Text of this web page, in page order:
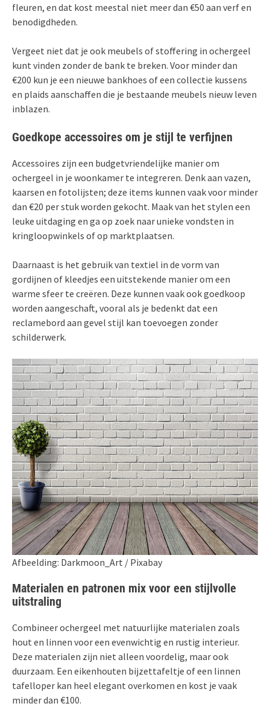
fleuren, en dat kost meestal niet meer dan €50 aan verf en
benodigdheden.
Vergeet niet dat je ook meubels of stoffering in ochergeel
kunt vinden zonder de bank te breken. Voor minder dan
€200 kun je een nieuwe bankhoes of een collectie kussens
en plaids aanschaffen die je bestaande meubels nieuw leven
inblazen.
Goedkope accessoires om je stijl te verfijnen
Accessoires zijn een budgetvriendelijke manier om
ochergeel in je woonkamer te integreren. Denk aan vazen,
kaarsen en fotolijsten; deze items kunnen vaak voor minder
dan €20 per stuk worden gekocht. Maak van het stylen een
leuke uitdaging en ga op zoek naar unieke vondsten in
kringloopwinkels of op marktplaatsen.
Daarnaast is het gebruik van textiel in de vorm van
gordijnen of kleedjes een uitstekende manier om een
warme sfeer te creëren. Deze kunnen vaak ook goedkoop
worden aangeschaft, vooral als je bedenkt dat een
reclamebord aan gevel stijl kan toevoegen zonder
schilderwerk.
Afbeelding: Darkmoon_Art / Pixabay
Materialen en patronen mix voor een stijlvolle
uitstraling
Combineer ochergeel met natuurlijke materialen zoals
hout en linnen voor een evenwichtig en rustig interieur.
Deze materialen zijn niet alleen voordelig, maar ook
duurzaam. Een eikenhouten bijzettafeltje of een linnen
tafelloper kan heel elegant overkomen en kost je vaak
minder dan €100.